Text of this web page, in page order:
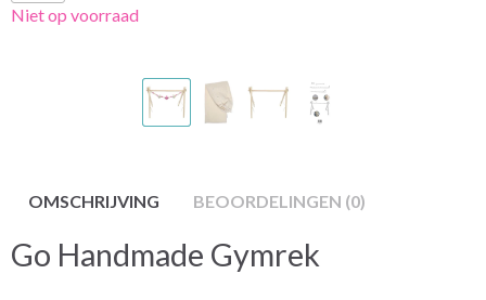
Niet op voorraad
OMSCHRIJVING BEOORDELINGEN (0)
Go Handmade Gymrek